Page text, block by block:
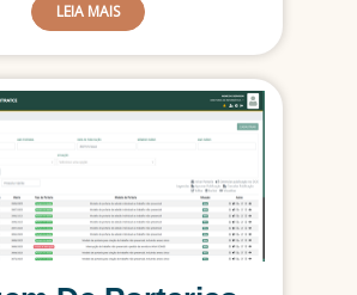
com foco em agilidade,
e conformidade, a
permite que servidores
adesão ao trabalho não
de forma digital. Já os
com ferramentas
aprovar e acompanhar
em tramitação,
estruturados e seguros.
LEIA MAIS